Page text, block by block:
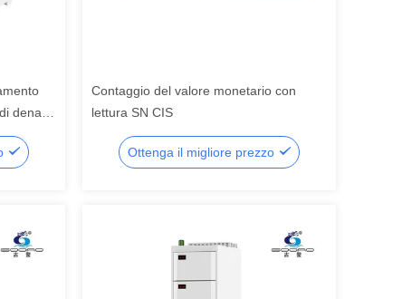
denaro
Contaggio del valore monetario con
lettura SN CIS
Ottenga il migliore prezzo